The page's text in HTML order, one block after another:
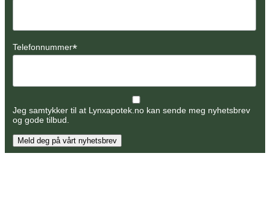
Telefonnummer*
Jeg samtykker til at Lynxapotek.no kan sende meg nyhetsbrev
og gode tilbud.
Meld deg på vårt nyhetsbrev